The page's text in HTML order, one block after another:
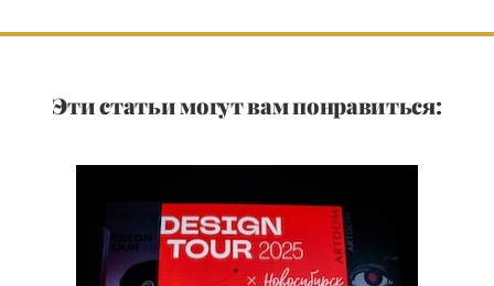
Эти статьи могут вам понравиться: